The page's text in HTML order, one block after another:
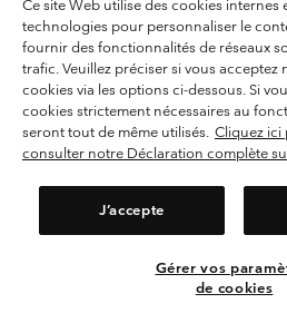
Garanties Légales
Politique de
Conditions d'utilisation - Membres
Conditions D'utilisation - Contenu généré
Cookies
Public CBCR
Ce site Web utilise des cookies internes
technologies pour personnaliser le
fournir des fonctionnalités de réseaux
trafic. Veuillez préciser si vous acceptez
cookies via les options ci-dessous. Si
cookies strictement nécessaires au
seront tout de même utilisés. Cliquez ici
consulter notre Déclaration complète
J’accepte
Gérer vos
de cookies
Veuillez sélectionner votre
votre
Achats en
United States
France
Voir Tous Les